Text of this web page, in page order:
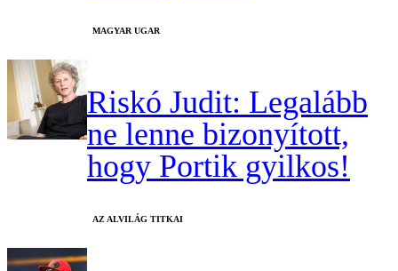
MAGYAR UGAR
Riskó Judit: Legalább
ne lenne bizonyított,
hogy Portik gyilkos!
AZ ALVILÁG TITKAI